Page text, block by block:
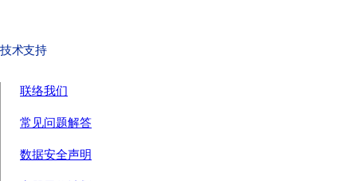
技术支持
联络我们
常见问题解答
数据安全声明